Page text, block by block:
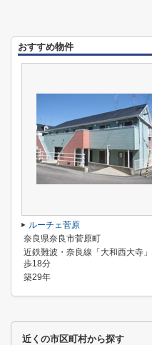
おすすめ物件
ルーチェ菅原
奈良県奈良市菅原町
近鉄難波・奈良線「大和西大寺
歩18分
築29年
近くの市区町村から探す